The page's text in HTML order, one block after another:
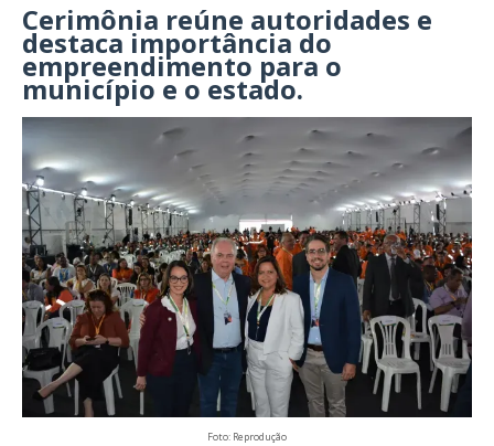
Cerimônia reúne autoridades e
destaca importância do
empreendimento para o
município e o estado.
Foto: Reprodução